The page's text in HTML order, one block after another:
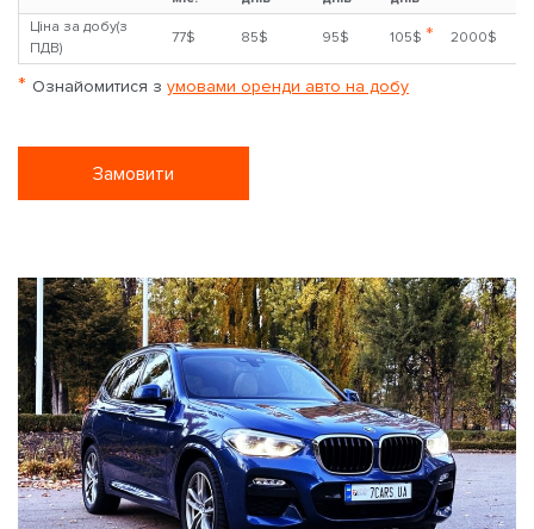
Ціна за добу(з
ПДВ)
77$ 85$ 95$ 105$ * 2000$
* Ознайомитися з умовами оренди авто на добу
Замовити